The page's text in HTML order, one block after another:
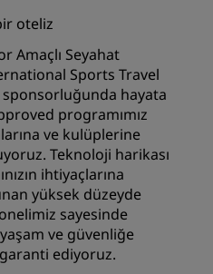
oteliz
Amaçlı Seyahat
Sports Travel
hayata
programımız
ve kulüplerine
Teknoloji harikası
ihtiyaçlarına
yüksek düzeyde
sayesinde
yaşam ve güvenliğe
ediyoruz.